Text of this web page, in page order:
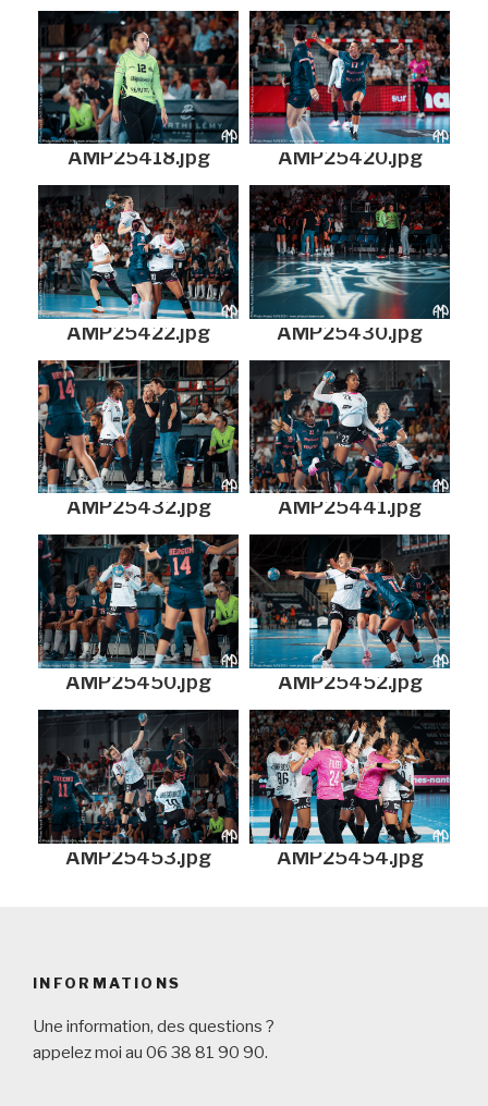
AMP25418.jpg AMP25420.jpg
AMP25422.jpg AMP25430.jpg
AMP25432.jpg AMP25441.jpg
AMP25450.jpg AMP25452.jpg
AMP25453.jpg AMP25454.jpg
INFORMATIONS
Une information, des questions ?
appelez moi au 06 38 81 90 90.